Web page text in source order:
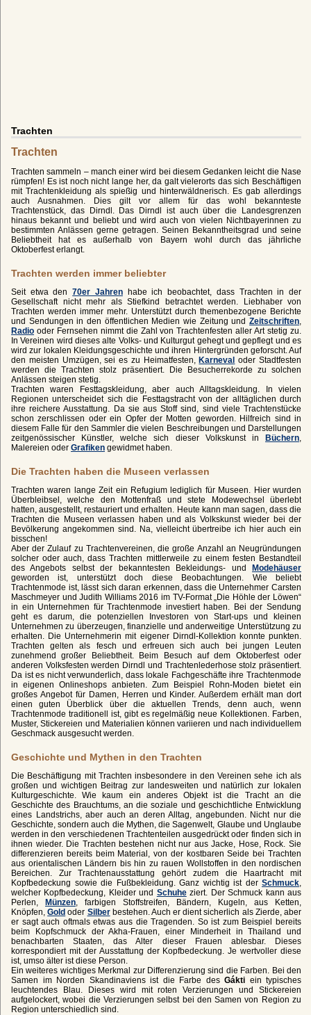
Trachten
Trachten
Trachten sammeln – manch einer wird bei diesem Gedanken leicht die Nase
rümpfen! Es ist noch nicht lange her, da galt vielerorts das sich Beschäftigen
mit Trachtenkleidung als spießig und hinterwäldnerisch. Es gab allerdings
auch Ausnahmen. Dies gilt vor allem für das wohl bekannteste
Trachtenstück, das Dirndl. Das Dirndl ist auch über die Landesgrenzen
hinaus bekannt und beliebt und wird auch von vielen Nichtbayerinnen zu
bestimmten Anlässen gerne getragen. Seinen Bekanntheitsgrad und seine
Beliebtheit hat es außerhalb von Bayern wohl durch das jährliche
Oktoberfest erlangt.
Trachten werden immer beliebter
Seit etwa den70er Jahrenhabe ich beobachtet, dass Trachten in der
Gesellschaft nicht mehr als Stiefkind betrachtet werden. Liebhaber von
Trachten werden immer mehr. Unterstützt durch themenbezogene Berichte
und Sendungen in den öffentlichen Medien wie Zeitung und Zeitschriften
Radio oder Fernsehen nimmt die Zahl von Trachtenfesten aller Art stetig zu.
In Vereinen wird dieses alte Volks- und Kulturgut gehegt und gepflegt und es
wird zur lokalen Kleidungsgeschichte und ihren Hintergründen geforscht. Auf
den meisten Umzügen, sei es zu Heimatfesten,Karneval oder Stadtfesten
werden die Trachten stolz präsentiert. Die Besucherrekorde zu solchen
Anlässen steigen stetig.
Trachten waren Festtagskleidung, aber auch Alltagskleidung. In vielen
Regionen unterscheidet sich die Festtagstracht von der alltäglichen durch
ihre reichere Ausstattung. Da sie aus Stoff sind, sind viele Trachtenstücke
schon zerschlissen oder ein Opfer der Motten geworden. Hilfreich sind in
diesem Falle für den Sammler die vielen Beschreibungen und Darstellungen
zeitgenössischer Künstler, welche sich dieser Volkskunst in Büchern
Malereien oder Grafiken gewidmet haben.
Die Trachten haben die Museen verlassen
Trachten waren lange Zeit ein Refugium lediglich für Museen. Hier wurden
Überbleibsel, welche den Mottenfraß und stete Modewechsel überlebt
hatten, ausgestellt, restauriert und erhalten. Heute kann man sagen, dass die
Trachten die Museen verlassen haben und als Volkskunst wieder bei der
Bevölkerung angekommen sind. Na, vielleicht übertreibe ich hier auch ein
bisschen!
Aber der Zulauf zu Trachtenvereinen, die große Anzahl an Neugründungen
solcher oder auch, dass Trachten mittlerweile zu einem festen Bestandteil
des Angebots selbst der bekanntesten Bekleidungs- und Modehäuser
geworden ist, unterstützt doch diese Beobachtungen. Wie beliebt
Trachtenmode ist, lässt sich daran erkennen, dass die Unternehmer Carsten
Maschmeyer und Judith Williams 2016 im TV-Format „Die Höhle der Löwen“
in ein Unternehmen für Trachtenmode investiert haben. Bei der Sendung
geht es darum, die potenziellen Investoren von Start-ups und kleinen
Unternehmen zu überzeugen, finanzielle und anderweitige Unterstützung zu
erhalten. Die Unternehmerin mit eigener Dirndl-Kollektion konnte punkten.
Trachten gelten als fesch und erfreuen sich auch bei jungen Leuten
zunehmend großer Beliebtheit. Beim Besuch auf dem Oktoberfest oder
anderen Volksfesten werden Dirndl und Trachtenlederhose stolz präsentiert.
Da ist es nicht verwunderlich, dass lokale Fachgeschäfte ihre Trachtenmode
in eigenen Onlineshops anbieten. Zum Beispiel Rohn-Moden bietet ein
großes Angebot für Damen, Herren und Kinder. Außerdem erhält man dort
einen guten Überblick über die aktuellen Trends, denn auch, wenn
Trachtenmode traditionell ist, gibt es regelmäßig neue Kollektionen. Farben,
Muster, Stickereien und Materialien können variieren und nach individuellem
Geschmack ausgesucht werden.
Geschichte und Mythen in den Trachten
Die Beschäftigung mit Trachten insbesondere in den Vereinen sehe ich als
großen und wichtigen Beitrag zur landesweiten und natürlich zur lokalen
Kulturgeschichte. Wie kaum ein anderes Objekt ist die Tracht an die
Geschichte des Brauchtums, an die soziale und geschichtliche Entwicklung
eines Landstrichs, aber auch an deren Alltag, angebunden. Nicht nur die
Geschichte, sondern auch die Mythen, die Sagenwelt, Glaube und Unglaube
werden in den verschiedenen Trachtenteilen ausgedrückt oder finden sich in
ihnen wieder. Die Trachten bestehen nicht nur aus Jacke, Hose, Rock. Sie
differenzieren bereits beim Material, von der kostbaren Seide bei Trachten
aus orientalischen Ländern bis hin zu rauen Wollstoffen in den nordischen
Bereichen. Zur Trachtenausstattung gehört zudem die Haartracht mit
Kopfbedeckung sowie die Fußbekleidung. Ganz wichtig ist der Schmuck
welcher Kopfbedeckung, Kleider und Schuheziert. Der Schmuck kann aus
Perlen, Münzen , farbigen Stoffstreifen, Bändern, Kugeln, aus Ketten,
Knöpfen,Gold oder Silberbestehen. Auch er dient sicherlich als Zierde, aber
er sagt auch oftmals etwas aus die Tragenden. So ist zum Beispiel bereits
beim Kopfschmuck der Akha-Frauen, einer Minderheit in Thailand und
benachbarten Staaten, das Alter dieser Frauen ablesbar. Dieses
korrespondiert mit der Ausstattung der Kopfbedeckung. Je wertvoller diese
ist, umso älter ist diese Person.
Ein weiteres wichtiges Merkmal zur Differenzierung sind die Farben. Bei den
Samen im Norden Skandinaviens ist die Farbe des Gákti ein typisches
leuchtendes Blau. Dieses wird mit roten Verzierungen und Stickereien
aufgelockert, wobei die Verzierungen selbst bei den Samen von Region zu
Region unterschiedlich sind.